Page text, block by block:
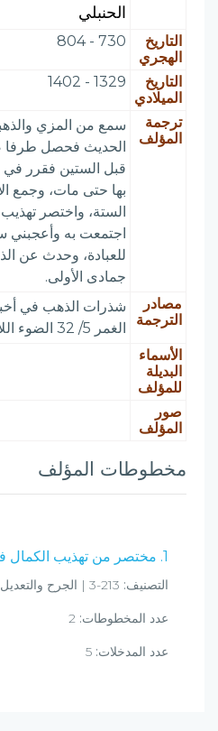
الحنبلي
التاريخ
الهجري
730 - 804
التاريخ
الميلادي
1329 - 1402
ترجمة
المؤلف
سمع من المزي
الحديث فحصل طرفا
قبل الستين فقرر
بها حتى مات، وجمع
الستة، واختصر
اجتمعت به وأعجبني
للعبادة، وحدث عن
جمادى الأولى.
مصادر
الترجمة
الغمر 5/ 32 الضوء اللامع 11/ 66
الأسماء
البديلة
للمؤلف
صور
المؤلف
مخطوطات المؤلف
1. مختصر من تهذيب الكمال في أسماء الرجال
التصنيف:
عدد المخطوطات:
عدد المدخلات: